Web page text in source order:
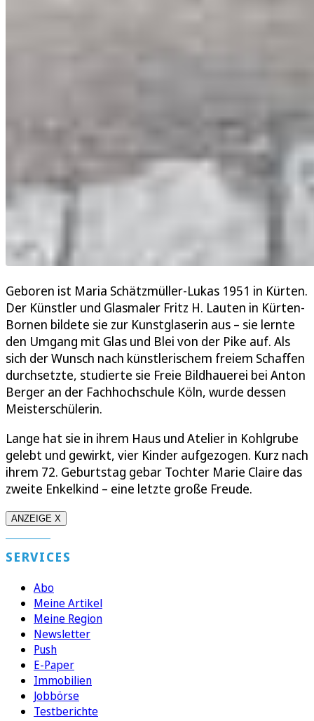
Geboren ist Maria Schätzmüller-Lukas 1951 in Kürten.
Der Künstler und Glasmaler Fritz H. Lauten in Kürten-
Bornen bildete sie zur Kunstglaserin aus – sie lernte
den Umgang mit Glas und Blei von der Pike auf. Als
sich der Wunsch nach künstlerischem freiem Schaffen
durchsetzte, studierte sie Freie Bildhauerei bei Anton
Berger an der Fachhochschule Köln, wurde dessen
Meisterschülerin.
Lange hat sie in ihrem Haus und Atelier in Kohlgrube
gelebt und gewirkt, vier Kinder aufgezogen. Kurz nach
ihrem 72. Geburtstag gebar Tochter Marie Claire das
zweite Enkelkind – eine letzte große Freude.
ANZEIGE X
SERVICES
Abo
Meine Artikel
Meine Region
Newsletter
Push
E-Paper
Immobilien
Jobbörse
Testberichte